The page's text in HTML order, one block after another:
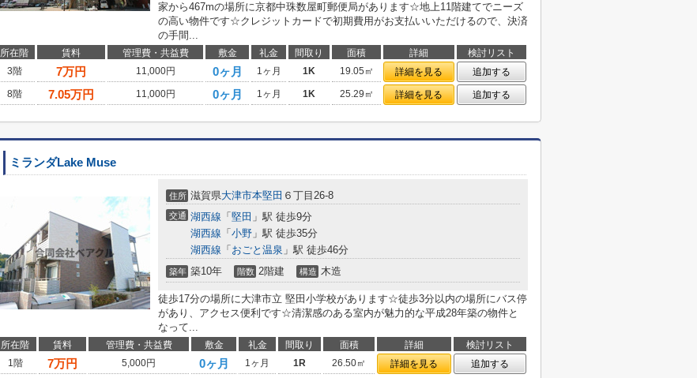
家から467mの場所に京都中珠数屋町郵便局があります☆地上11階建てでニーズ
の高い物件です☆クレジットカードで初期費用がお支払いいただけるので、決済
の手間...
所在階 賃料 管理費・共益費 敷金 礼金 間取り 面積 詳細
検討リスト
3階
7万円 11,000円 0ヶ月 1ヶ月 1K 19.05㎡ 詳細を見る
追加する
8階
7.05万円 11,000円 0ヶ月 1ヶ月 1K 25.29㎡ 詳細を見る 追加する
ミランダLake Muse
住所 滋賀県大津市本堅田 ６丁目26-8
交通 湖西線 「 堅田 」駅 徒歩9分
湖西線 「 小野 」駅 徒歩35分
湖西線 「 おごと温泉 」駅 徒歩46分
築年 築10年 階数 2階建 構造 木造
徒歩17分の場所に大津市立 堅田小学校があります☆徒歩3分以内の場所にバス停
があり、アクセス便利です☆清潔感のある室内が魅力的な平成28年築の物件と
なって...
所在階 賃料 管理費・共益費 敷金 礼金 間取り 面積 詳細
検討リスト
1階
7万円 5,000円 0ヶ月 1ヶ月 1R 26.50㎡ 詳細を見る 追加する